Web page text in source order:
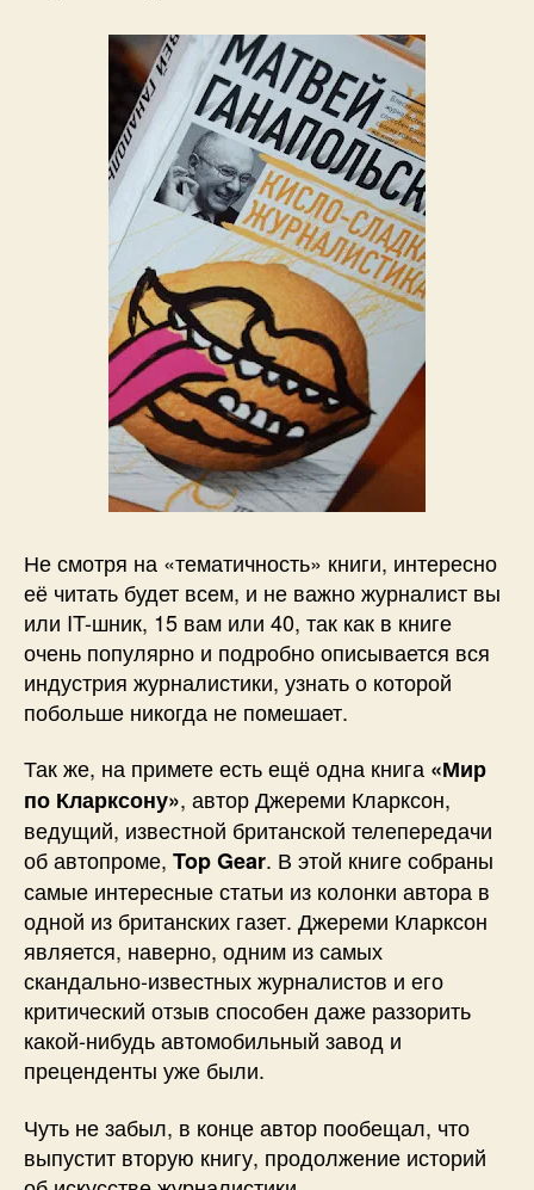
Не смотря на «тематичность» книги, интересно
её читать будет всем, и не важно журналист вы
или IT-шник, 15 вам или 40, так как в книге
очень популярно и подробно описывается вся
индустрия журналистики, узнать о которой
побольше никогда не помешает.
Так же, на примете есть ещё одна книга «Мир
по Кларксону», автор Джереми Кларксон,
ведущий, известной британской телепередачи
об автопроме, Top Gear. В этой книге собраны
самые интересные статьи из колонки автора в
одной из британских газет. Джереми Кларксон
является, наверно, одним из самых
скандально-известных журналистов и его
критический отзыв способен даже раззорить
какой-нибудь автомобильный завод и
преценденты уже были.
Чуть не забыл, в конце автор пообещал, что
выпустит вторую книгу, продолжение историй